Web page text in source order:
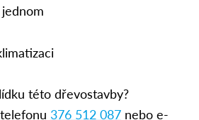
této dřevostavby?
376 512 087 nebo e-